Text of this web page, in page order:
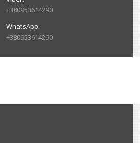
+380953614290
+380953614290